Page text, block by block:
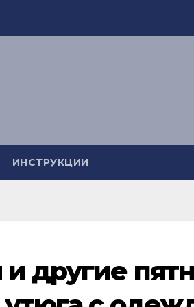
ИНСТРУКЦИИ
другие